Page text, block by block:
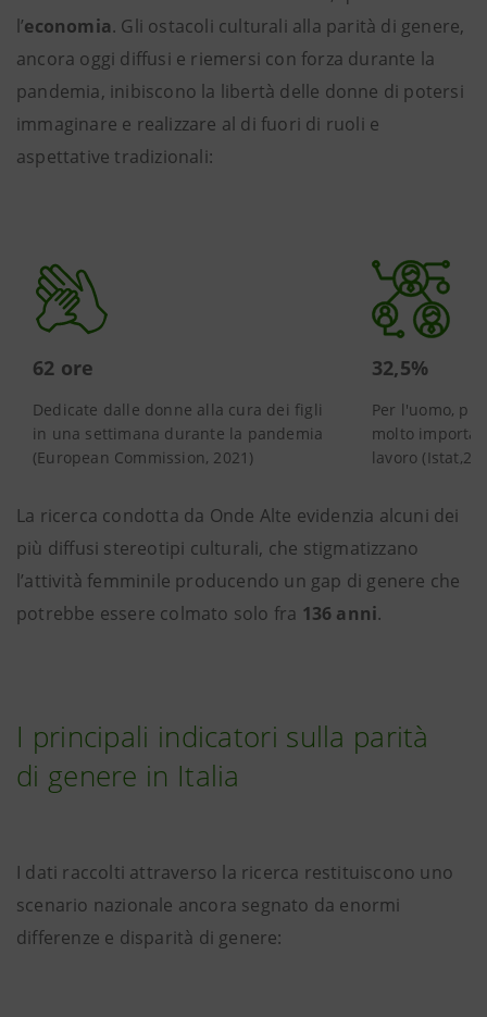
l’economia. Gli ostacoli culturali alla parità di genere,
ancora oggi diffusi e riemersi con forza durante la
pandemia, inibiscono la libertà delle donne di potersi
immaginare e realizzare al di fuori di ruoli e
aspettative tradizionali:
62 ore
Dedicate dalle donne alla cura dei figli
in una settimana durante la pandemia
(European Commission, 2021)
32,5%
Per l'uomo,
molto
lavoro
La ricerca condotta da Onde Alte evidenzia alcuni dei
più diffusi stereotipi culturali, che stigmatizzano
l’attività femminile producendo un gap di genere che
potrebbe essere colmato solo fra 136 anni.
I principali indicatori sulla parità
di genere in Italia
I dati raccolti attraverso la ricerca restituiscono uno
scenario nazionale ancora segnato da enormi
differenze e disparità di genere: